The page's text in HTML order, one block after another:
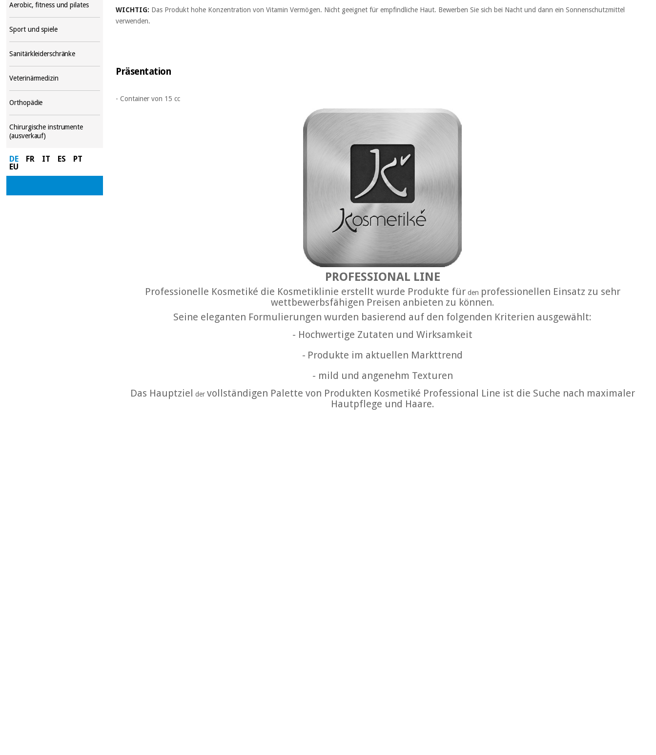
Aerobic, fitness und pilates
Sport und spiele
Sanitärkleiderschränke
Veterinärmedizin
Orthopädie
Chirurgische instrumente
(ausverkauf)
DE FR IT ES
PT
EU
WICHTIG: Das Produkt hohe Konzentration von Vitamin Vermögen. Nicht geeignet für empfindliche Haut. Bewerben Sie sich bei Nacht und dann ein Sonnenschutzmittel
verwenden.
Präsentation
- Container von 15 cc
PROFESSIONAL LINE
Professionelle Kosmetiké die Kosmetiklinie erstellt wurde Produkte fürden professionellen Einsatz zu sehr
wettbewerbsfähigen Preisen anbieten zu können.
Seine eleganten Formulierungen wurden basierend auf den folgenden Kriterien ausgewählt:
- Hochwertige Zutaten und Wirksamkeit
- Produkte im aktuellen Markttrend
- mild und angenehm Texturen
Das Hauptziel der vollständigen Palette von Produkten Kosmetiké Professional Line ist die Suche nach maximaler
Hautpflege und Haare.